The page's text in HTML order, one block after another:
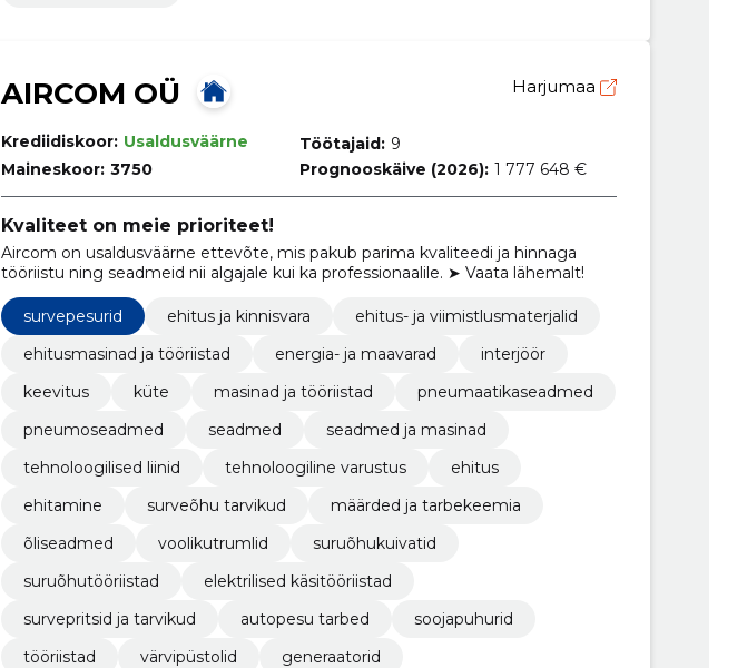
AIRCOM OÜ Harjumaa
Krediidiskoor: Usaldusväärne
Maineskoor: 3750
Töötajaid: 9
Prognooskäive (2026): 1 777 648 €
Kvaliteet on meie prioriteet!
Aircom on usaldusväärne ettevõte, mis pakub parima kvaliteedi ja hinnaga
tööriistu ning seadmeid nii algajale kui ka professionaalile. ➤ Vaata lähemalt!
survepesurid ehitus ja kinnisvara
ehitus- ja viimistlusmaterjalid
ehitusmasinad ja tööriistad
energia- ja maavarad
interjöör
keevitus
küte masinad ja tööriistad
pneumaatikaseadmed
pneumoseadmed
seadmed
seadmed ja masinad
tehnoloogilised liinid
tehnoloogiline varustus
ehitus
ehitamine
surveõhu tarvikud
määrded ja tarbekeemia
õliseadmed
voolikutrumlid
suruõhukuivatid
suruõhutööriistad
elektrilised käsitööriistad
survepritsid ja tarvikud
autopesu tarbed
soojapuhurid
tööriistad
värvipüstolid generaatorid